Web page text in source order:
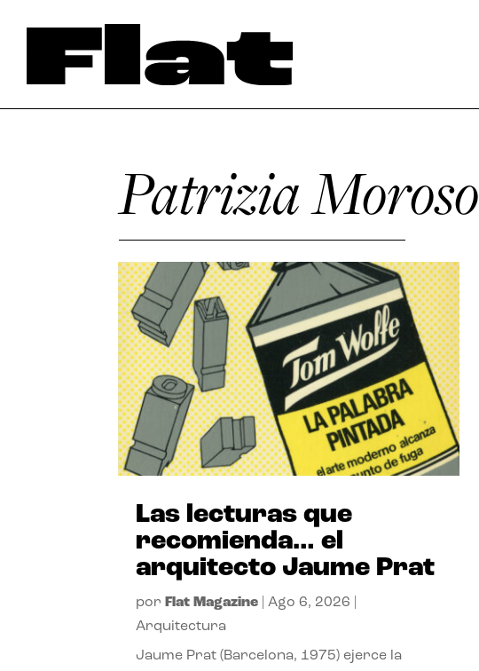
Patrizia Moroso
Las lecturas que
recomienda… el
arquitecto Jaume Prat
por Flat Magazine |Ago 6, 2026
Arquitectura
Jaume Prat (Barcelona, 1975) ejerce la